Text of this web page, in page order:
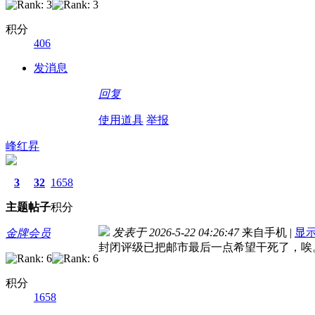
积分
406
发消息
回复
使用道具 举报
峰红昇
3
主题
32
帖子
1658
积分
金牌会员
积分
1658
发表于 2026-5-22 04:26:47 来自手机 | 显
封闭评级已把邮市最后一点希望干死了，唉